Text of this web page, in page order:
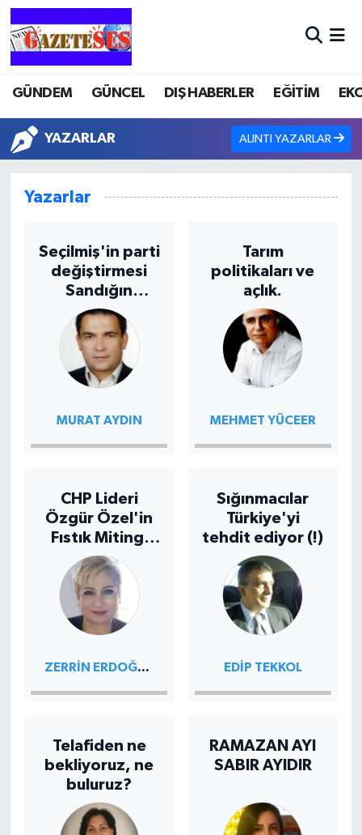
GÜNDEM GÜNCEL DIŞ HABERLER EĞİTİM
YAZARLAR ALINTI YAZARLAR
Yazarlar
Seçilmiş'in parti
değiştirmesi
Sandığın
Emanetine
İhanet!
MURAT AYDIN
Tarım
politikaları ve
açlık.
MEHMET YÜCEER
CHP Lideri
Özgür Özel'in
Fıstık Mitingi
fiyasko oldu .
Çiftçi hayal
kırıklığına
uğradı
ZERRIN ERDOĞAN
Sığınmacılar
Türkiye'yi
tehdit ediyor (!)
EDIP TEKKOL
Telafiden ne
bekliyoruz, ne
buluruz?
RAMAZAN AYI
SABIR AYIDIR